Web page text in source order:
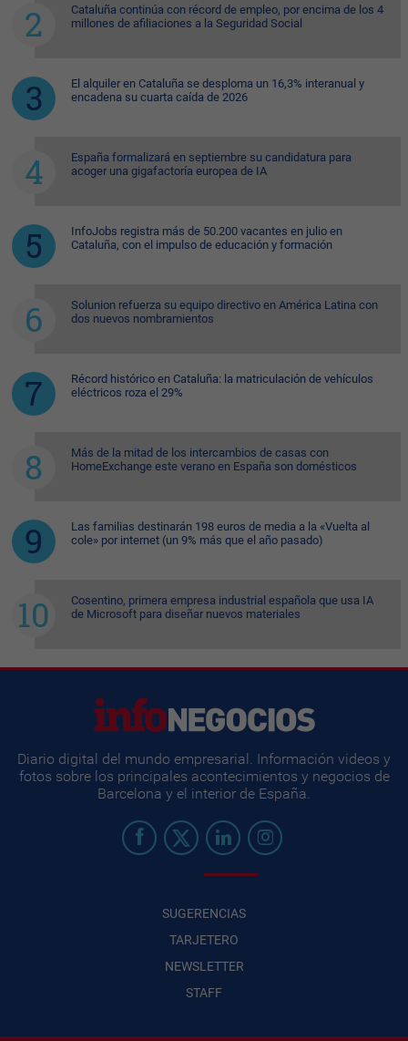
Cataluña continúa con récord de empleo, por encima de los 4
millones de afiliaciones a la Seguridad Social
El alquiler en Cataluña se desploma un 16,3% interanual y
encadena su cuarta caída de 2026
España formalizará en septiembre su candidatura para
acoger una gigafactoría europea de IA
InfoJobs registra más de 50.200 vacantes en julio en
Cataluña, con el impulso de educación y formación
Solunion refuerza su equipo directivo en América Latina con
dos nuevos nombramientos
Récord histórico en Cataluña: la matriculación de vehículos
eléctricos roza el 29%
Más de la mitad de los intercambios de casas con
HomeExchange este verano en España son domésticos
Las familias destinarán 198 euros de media a la «Vuelta al
cole» por internet (un 9% más que el año pasado)
Cosentino, primera empresa industrial española que usa IA
de Microsoft para diseñar nuevos materiales
Diario digital del mundo empresarial. Información videos y
fotos sobre los principales acontecimientos y negocios de
Barcelona y el interior de España.
SUGERENCIAS
TARJETERO
NEWSLETTER
STAFF